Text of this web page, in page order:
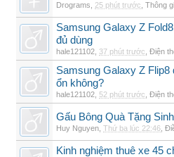
Drograms 25 phút trước Thông
Samsung Galaxy Z
đủ dùng
hale121102 37 phút trước Điện
Samsung Galaxy Z
ổn không?
hale121102 52 phút trước Điện
Gấu Bông Quà Tặng
Huy Nguyen Thứ ba lúc 22:46
Kinh nghiệm thuê xe 45